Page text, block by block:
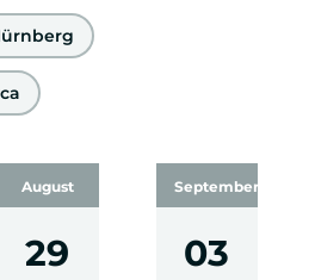
August
29
September
03